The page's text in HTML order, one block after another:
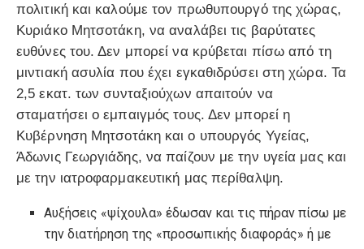
πολιτική και καλούμε τον πρωθυπουργό της χώρας,
Κυριάκο Μητσοτάκη, να αναλάβει τις βαρύτατες
ευθύνες του. Δεν μπορεί να κρύβεται πίσω από τη
μιντιακή ασυλία που έχει εγκαθιδρύσει στη χώρα. Τα
2,5 εκατ. των συνταξιούχων απαιτούν να
σταματήσει ο εμπαιγμός τους. Δεν μπορεί η
Κυβέρνηση Μητσοτάκη και ο υπουργός Υγείας,
Άδωνις Γεωργιάδης, να παίζουν με την υγεία μας και
με την ιατροφαρμακευτική μας περίθαλψη.
Αυξήσεις «ψίχουλα» έδωσαν και τις πήραν πίσω με
την διατήρηση της «προσωπικής διαφοράς» ή με